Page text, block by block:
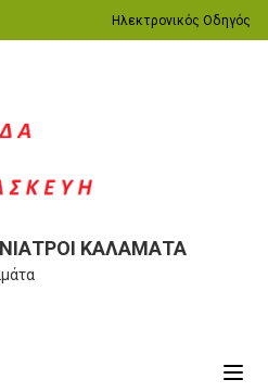
Ηλεκτρονικός Οδηγός
ΚΑΛΑΜΑΤΑ